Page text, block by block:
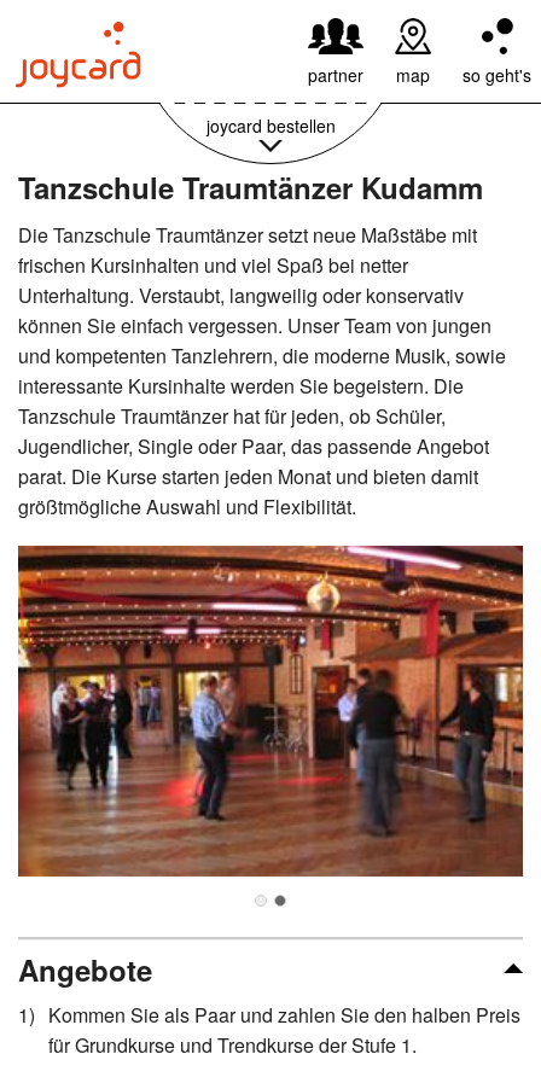
partner map so geht's
59,95€ pro Jahr
joycard bestellen
Tanzschule Traumtänzer Kudamm
Die Tanzschule Traumtänzer setzt neue Maßstäbe mit
frischen Kursinhalten und viel Spaß bei netter
Unterhaltung. Verstaubt, langweilig oder konservativ
können Sie einfach vergessen. Unser Team von jungen
und kompetenten Tanzlehrern, die moderne Musik, sowie
interessante Kursinhalte werden Sie begeistern. Die
Tanzschule Traumtänzer hat für jeden, ob Schüler,
Jugendlicher, Single oder Paar, das passende Angebot
parat. Die Kurse starten jeden Monat und bieten damit
größtmögliche Auswahl und Flexibilität.
Angebote
Kommen Sie als Paar und zahlen Sie den halben Preis
für Grundkurse und Trendkurse der Stufe 1.